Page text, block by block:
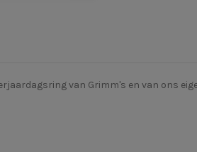
van Grimm's en van ons